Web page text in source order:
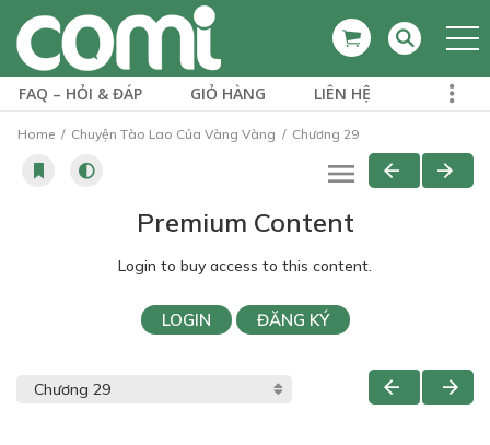
FAQ – HỎI & ĐÁP GIỎ HÀNG LIÊN HỆ
Home Chuyện Tào Lao Của Vàng Vàng Chương 29
Premium Content
Login to buy access to this content.
LOGIN ĐĂNG KÝ